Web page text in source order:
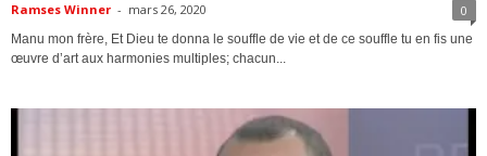
Ramses Winner - mars 26, 2020 0
Manu mon frère, Et Dieu te donna le souffle de vie et de ce souffle tu en fis une
œuvre d’art aux harmonies multiples; chacun...